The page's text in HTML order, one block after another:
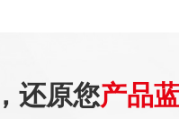
还原您产品